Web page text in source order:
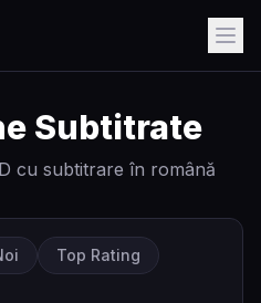
Subtitrate
cu subtitrare în română
Top Rating